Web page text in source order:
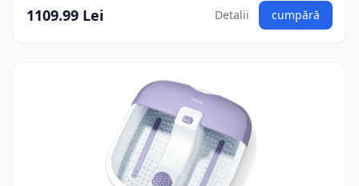
1109.99 Lei Detalii cumpără